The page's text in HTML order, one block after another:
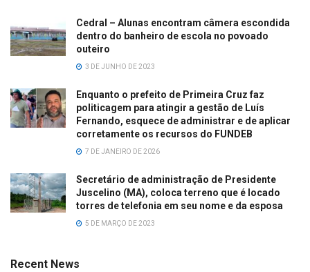
Cedral – Alunas encontram câmera escondida
dentro do banheiro de escola no povoado
outeiro
3 DE JUNHO DE 2023
Enquanto o prefeito de Primeira Cruz faz
politicagem para atingir a gestão de Luís
Fernando, esquece de administrar e de aplicar
corretamente os recursos do FUNDEB
7 DE JANEIRO DE 2026
Secretário de administração de Presidente
Juscelino (MA), coloca terreno que é locado
torres de telefonia em seu nome e da esposa
5 DE MARÇO DE 2023
Recent News